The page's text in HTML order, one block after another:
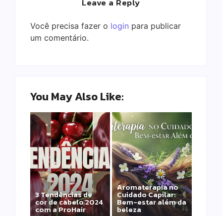
Você precisa fazer o login para publicar
um comentário.
You May Also Like:
3 Tendências de
cor de cabelo 2024
com a ProHair
Aromaterapia no
Cuidado Capilar:
Bem-estar além da
beleza
Detox Capilar: Por
que remover
metais pesados
salva sua química?